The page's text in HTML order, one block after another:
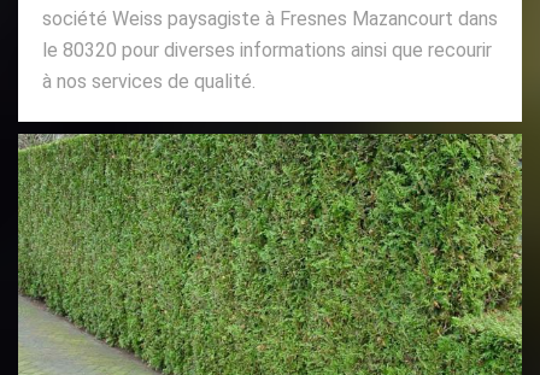
société Weiss paysagiste à Fresnes Mazancourt dans
le 80320 pour diverses informations ainsi que recourir
à nos services de qualité.